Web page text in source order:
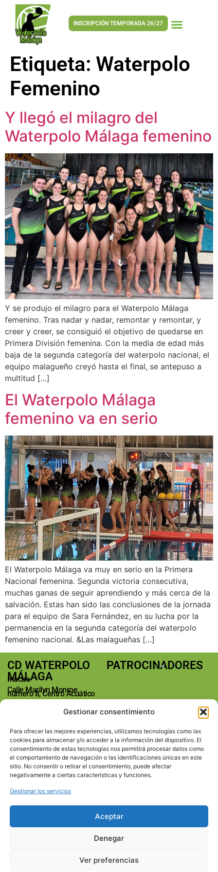
Gestionar consentimiento
Para ofrecer las mejores experiencias, utilizamos tecnologías como las
cookies para almacenar y/o acceder a la información del dispositivo. El
consentimiento de estas tecnologías nos permitirá procesar datos como
el comportamiento de navegación o las identificaciones únicas en este
sitio. No consentir o retirar el consentimiento, puede afectar
negativamente a ciertas características y funciones.
Gestionar los servicios
Aceptar
Denegar
Ver preferencias
INSCRIPCIÓN TEMPORADA 26/27
Etiqueta: Waterpolo
Femenino
Y llegó el milagro del
Waterpolo Málaga femenino
Y se produjo el milagro para el Waterpolo Málaga
femenino. Tras nadar y nadar, remontar y remontar, y
creer y creer, se consiguió el objetivo de quedarse en
Primera División femenina. Con la media de edad más
baja de la segunda categoría del waterpolo nacional, el
equipo malagueño creyó hasta el final, se antepuso a
multitud […]
El Waterpolo Málaga
femenino va en serio
El Waterpolo Málaga va muy en serio en la Primera
Nacional femenina. Segunda victoria consecutiva,
muchas ganas de seguir aprendiendo y más cerca de la
salvación. Estas han sido las conclusiones de la jornada
para el equipo de Sara Fernández, en su lucha por la
permanencia en la segunda categoría del waterpolo
femenino nacional. &Las malagueñas […]
CD WATERPOLO
MÁLAGA
Inacua
Calle Marilyn Monroe,
número 8, Centro Acuático
E-mail:
info@waterpolomalaga.es
REDES SOCIALES
SECCIONES
Inicio
Equipos
Club
PATROCINADORES
derechos reservados | Inacua Málaga | Teléfono